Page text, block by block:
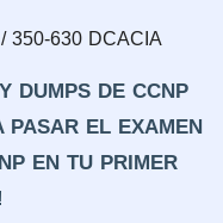
350-630 DCACIA
DUMPS DE CCNP
PASAR EL EXAMEN
EN TU PRIMER